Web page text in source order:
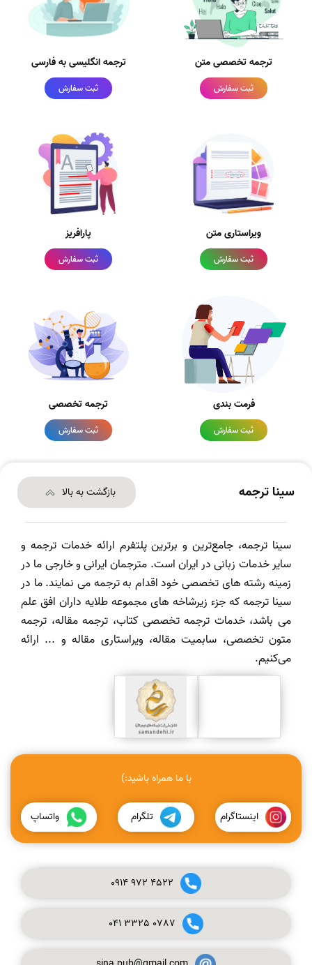
ترجمه تخصصی متن
ثبت سفارش
ترجمه انگلیسی به فارسی
ثبت سفارش
ویراستاری متن
ثبت سفارش
پارافریز
ثبت سفارش
فرمت بندی
ثبت سفارش
ترجمه تخصصی
ثبت سفارش
سینا ترجمه بازگشت به بالا
سینا ترجمه، جامع‌ترین و برترین پلتفرم ارائه خدمات ترجمه و
سایر خدمات زبانی در ایران است. مترجمان ایرانی و خارجی ما در
زمینه رشته های تخصصی خود اقدام به ترجمه می نمایند. ما در
سینا ترجمه که جزء زیرشاخه های مجموعه طلایه داران افق علم
می باشد، خدمات ترجمه تخصصی کتاب، ترجمه مقاله، ترجمه
متون تخصصی، سابمیت مقاله، ویراستاری مقاله و ... ارائه
می‌کنیم.
با ما همراه باشید:)
اینستاگرام تلگرام واتساپ
0914972 4522
041 3325 0787